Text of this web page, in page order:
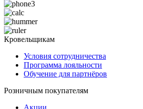
Кровельщикам
Условия сотрудничества
Программа лояльности
Обучение для партнёров
Розничным покупателям
Акции